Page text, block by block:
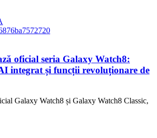
oficial seria Galaxy Watch8:
integrat și funcții revoluționare de
Galaxy Watch8 și Galaxy Watch8 Classic,